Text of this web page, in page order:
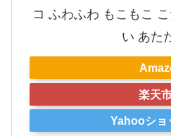
コ ふわふわ もこもこ
い あた
楽天
Yahooショ